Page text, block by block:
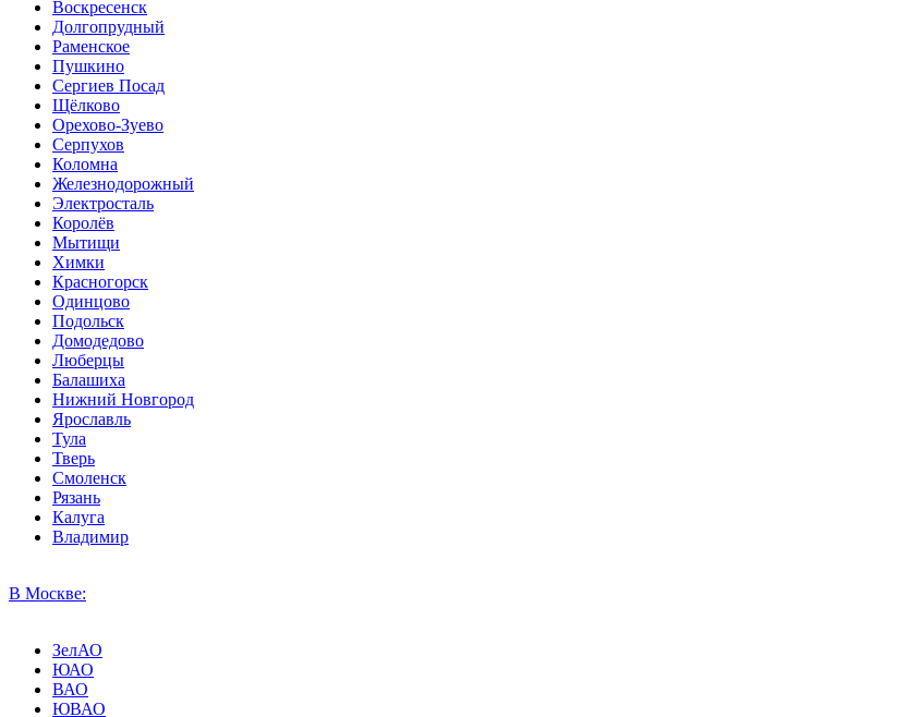
Воскресенск
Долгопрудный
Раменское
Пушкино
Сергиев Посад
Щёлково
Орехово-Зуево
Серпухов
Коломна
Железнодорожный
Электросталь
Королёв
Мытищи
Химки
Красногорск
Одинцово
Подольск
Домодедово
Люберцы
Балашиха
Нижний Новгород
Ярославль
Тула
Тверь
Смоленск
Рязань
Калуга
Владимир
В Москве:
ЗелАО
ЮАО
ВАО
ЮВАО